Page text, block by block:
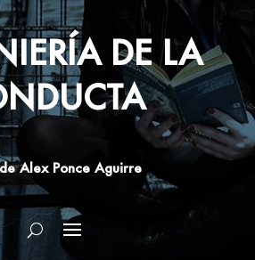
DE LA
Alex Ponce Aguirre